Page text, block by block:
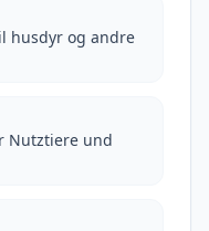
husdyr og andre
Nutztiere und